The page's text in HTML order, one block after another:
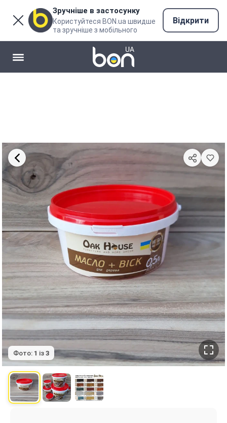
Зручніше в застосунку
Користуйтеся BON.ua швидше
та зручніше з мобільного
Відкрити
Фото: 1 із 3